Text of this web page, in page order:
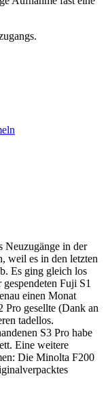
Neuzugänge in der
weil es in den letzten
Es ging gleich los
Fuji S1
einen Monat
Pro gesellte (Dank an
tadellos.
S3 Pro habe
Eine weitere
Die Minolta F200